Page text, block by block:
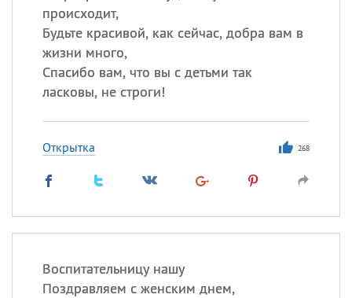
происходит,
Будьте красивой, как сейчас, добра вам в
жизни много,
Спасибо вам, что вы с детьми так
ласковы, не строги!
Открытка 268
Воспитательницу нашу
Поздравляем с женским днем,
Посмотреть значение
происхождение